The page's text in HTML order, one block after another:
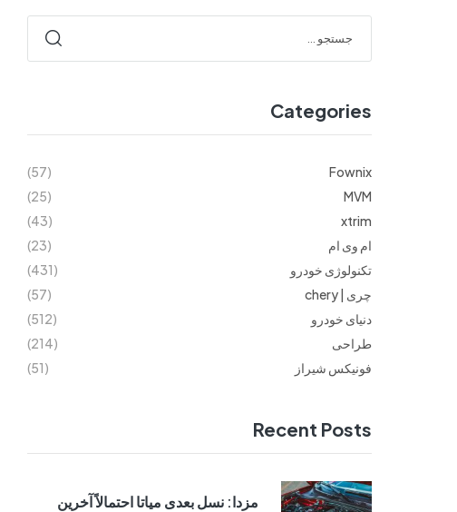
Categories
Fownix
(57)
MVM
(25)
xtrim
(43)
ام وی ام
(23)
تکنولوژی خودرو
(431)
چری | chery
(57)
دنیای خودرو
(512)
طراحی
(214)
فونیکس شیراز
(51)
Recent Posts
مزدا: نسل بعدی میاتا احتمالاً آخرین